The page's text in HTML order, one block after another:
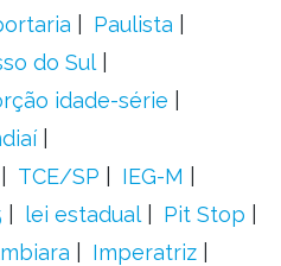
Paulista
do Sul
idade-série
TCE/SP
IEG-M
lei estadual
Pit Stop
Imperatriz